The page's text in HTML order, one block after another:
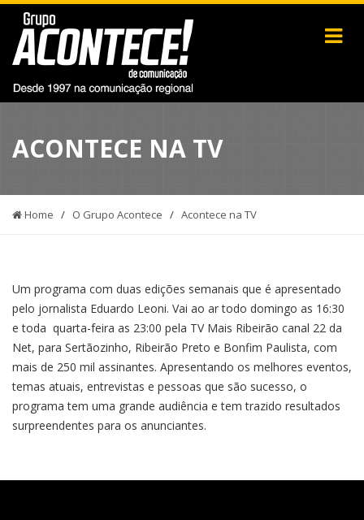
ACONTECE NA TV
Home / O Grupo Acontece / Acontece na TV
Um programa com duas edições semanais que é apresentado
pelo jornalista Eduardo Leoni. Vai ao ar todo domingo as 16:30
e toda quarta-feira as 23:00 pela TV Mais Ribeirão canal 22 da
Net, para Sertãozinho, Ribeirão Preto e Bonfim Paulista, com
mais de 250 mil assinantes. Apresentando os melhores eventos,
temas atuais, entrevistas e pessoas que são sucesso, o
programa tem uma grande audiência e tem trazido resultados
surpreendentes para os anunciantes.